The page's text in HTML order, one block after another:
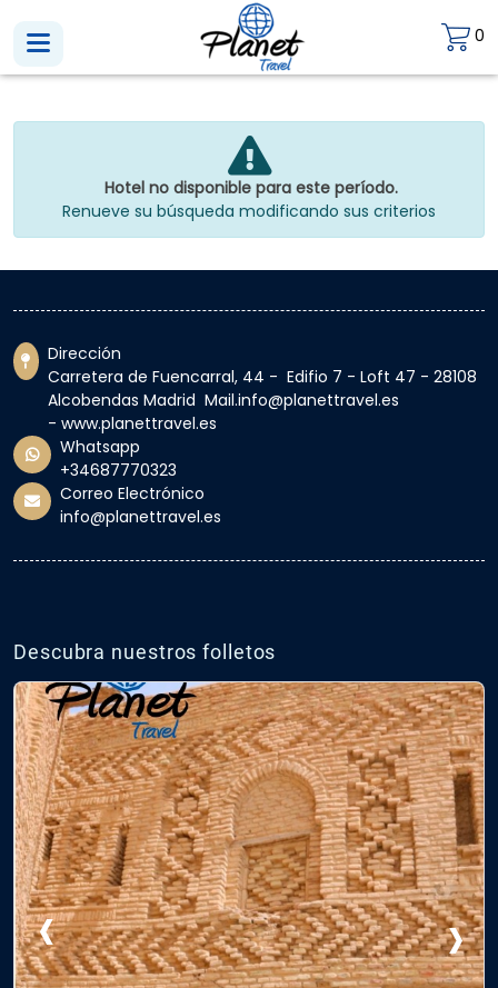
0
Hotel no disponible para este período.
Renueve su búsqueda modificando sus criterios
Dirección
Carretera de Fuencarral, 44 - Edifio 7 - Loft 47 - 28108
Alcobendas Madrid Mail.info@planettravel.es
- www.planettravel.es
Whatsapp
+34687770323
Correo Electrónico
info@planettravel.es
Descubra nuestros folletos
‹ ›